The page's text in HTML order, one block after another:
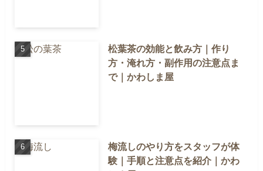
松葉茶の効能と飲み方｜作り
方・淹れ方・副作用の注意点ま
で｜かわしま屋
梅流しのやり方をスタッフが体
験｜手順と注意点を紹介｜かわ